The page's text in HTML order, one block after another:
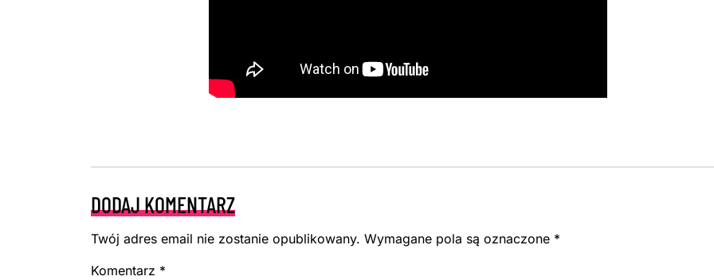
DODAJ KOMENTARZ
Twój adres email nie zostanie opublikowany. Wymagane pola są oznaczone *
Komentarz *